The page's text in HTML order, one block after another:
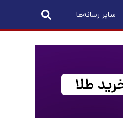
سایر رسانه‌ها